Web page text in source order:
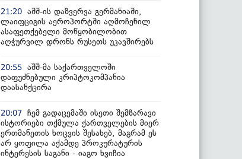
21:20 აშშ-ის დაზვერვა გერმანიაში,
ლაიფციგის აეროპორტში აღმოჩენილ
ასაფეთქებელი მოწყობილობით
აღჭურვილ დრონს რუსეთს უკავშირებს
20:55 აშშ-მა საქართველოში
დაფუძნებული კრიპტოკომპანია
დაასანქცირა
20:07 ჩემ გადაცემაში ისეთი შემზარავი
ისტორიები თქმულა ქართველების მიერ
ერთმანეთის ხოცვის შესახებ, მაგრამ ეს
არ ყოფილა აქამდე პროკურატურის
ინტერესის საგანი - იაგო ხვიჩია